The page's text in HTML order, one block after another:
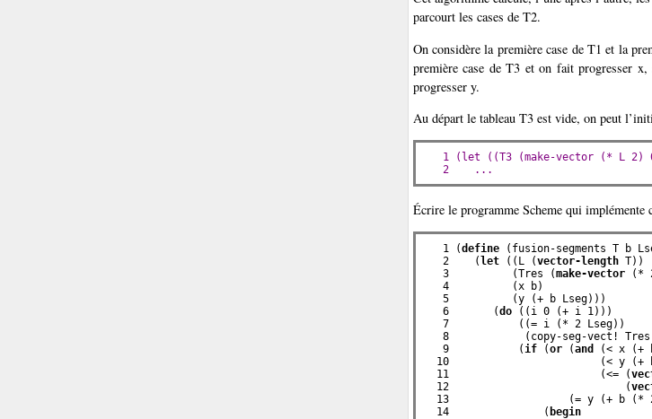
parcourt les cases de T2.
On considère la première case de T1 et la
première case de T3 et on fait progresser
progresser y.
Au départ le tableau T3 est vide, on peut
1 (let ((T3 (make-vector (* L 2)
   2    ...
Écrire le programme Scheme qui implémente
   1 (
define (fusion-segments T b
   2    (
let ((L (vector-length T))
   3          (Tres (
make-vector (* 2
   4          (x b)
   5          (y (+ b Lseg)))
   6       (
do ((i 0 (+ i 1)))
   7           ((= i (* 2 Lseg))
8            (copy-seg-vect! Tres
   9           (
if (or (and
(< x (+
10                        (< y (+
  11                        (<= (
  12                            (
13                   (= y (+ b (*
  14               (
begin